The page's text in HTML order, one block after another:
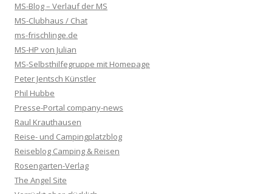
MS-Blog – Verlauf der MS
MS-Clubhaus / Chat
ms-frischlinge.de
MS-HP von Julian
MS-Selbsthilfegruppe mit Homepage
Peter Jentsch Künstler
Phil Hubbe
Presse-Portal company-news
Raul Krauthausen
Reise- und Campingplatzblog
Reiseblog Camping & Reisen
Rosengarten-Verlag
The Angel Site